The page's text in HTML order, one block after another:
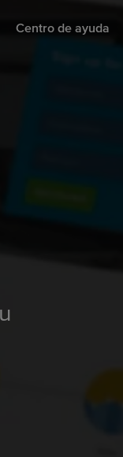
Centro de ayuda